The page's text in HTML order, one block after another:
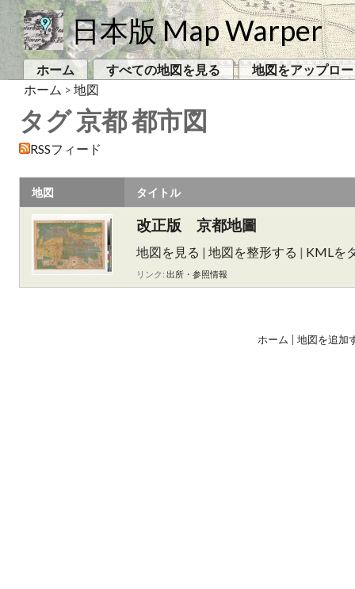
日本版 Map Warper
ホーム すべての地図を見る
地図をアップロ
ホーム > 地図
タグ 京都 都市図
RSSフィード
地図 タイトル
改正版 京都地圖
地図を見る | 地図を整形する | KMLを
リンク: 出所・参照情報
ホーム 地図を追加